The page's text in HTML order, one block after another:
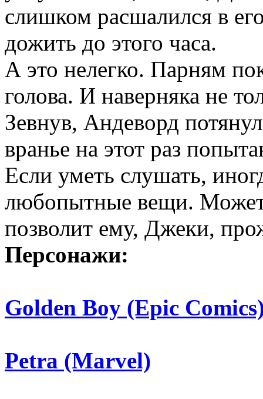
слишком расшалился в
дожить до этого часа.
А это нелегко. Парням
голова. И наверняка не
Зевнув, Андеворд
вранье на этот раз
Если уметь слушать,
любопытные вещи.
позволит ему, Джеки,
Персонажи:
Golden Boy (Epic
Petra (Marvel)